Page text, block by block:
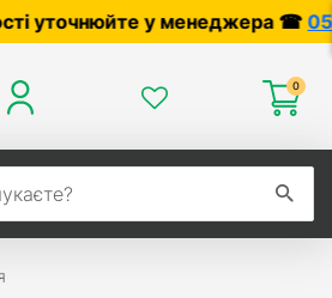
☎0503056010,
0